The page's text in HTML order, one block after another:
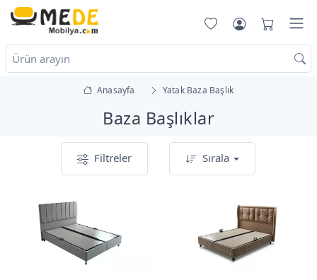
Anasayfa Yatak Baza Başlık
Baza Başlıklar
Filtreler Sırala